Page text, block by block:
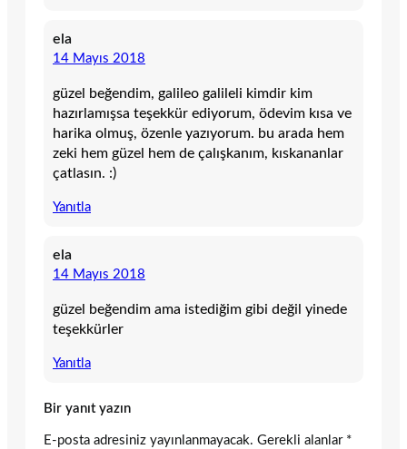
ela
14 Mayıs 2018
güzel beğendim, galileo galileli kimdir kim
hazırlamışsa teşekkür ediyorum, ödevim kısa ve
harika olmuş, özenle yazıyorum. bu arada hem
zeki hem güzel hem de çalışkanım, kıskananlar
çatlasın. :)
Yanıtla
ela
14 Mayıs 2018
güzel beğendim ama istediğim gibi değil yinede
teşekkürler
Yanıtla
Bir yanıt yazın
E-posta adresiniz yayınlanmayacak. Gerekli alanlar *